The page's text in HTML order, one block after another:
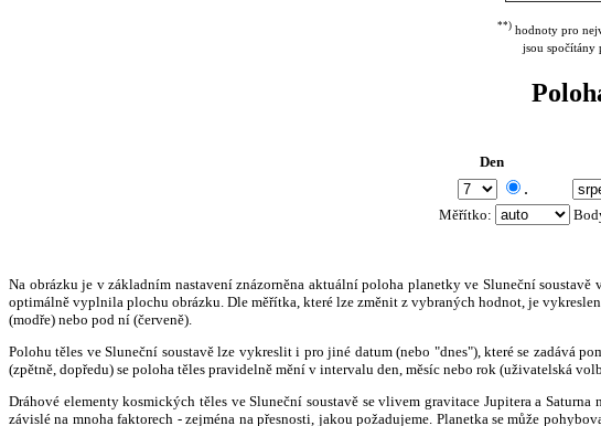
**) hodnoty pro
jsou spočítány
Den
.
Měřítko:
Na obrázku je v základním nastavení znázorněna aktuální poloha planetky ve Sluneční
optimálně vyplnila plochu obrázku. Dle měřítka, které lze změnit z vybraných hodnot, je
(modře) nebo pod ní (červeně).
Polohu těles ve Sluneční soustavě lze vykreslit i pro jiné datum (nebo "dnes"), které se zadává
(zpětně, dopředu) se poloha těles pravidelně mění v intervalu den, měsíc nebo rok (uživatelská
Dráhové elementy kosmických těles ve Sluneční soustavě se vlivem gravitace Jupitera a
závislé na mnoha faktorech - zejména na přesnosti, jakou požadujeme. Planetka se může